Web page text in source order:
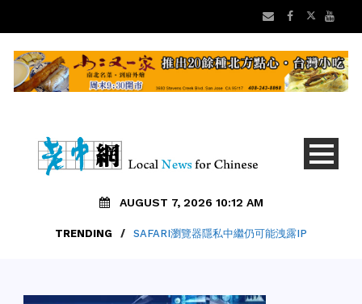
AUGUST 7, 2026 10:12 AM
TRENDING / SAFARI瀏覽器隱私中繼仍可能洩露IP